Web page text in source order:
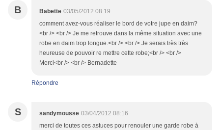
B Babette 03/05/2012 08:19
comment avez-vous réaliser le bord de votre jupe en daim?
<br /> <br /> Je me retrouve dans la même situation avec une
robe en daim trop longue.<br /> <br /> Je serais très très
heureuse de pouvoir re mettre cette robe;<br /> <br />
Merci<br /> <br /> Bernadette
Répondre
S sandymousse 03/04/2012 08:16
merci de toutes ces astuces pour renouler une garde robe à